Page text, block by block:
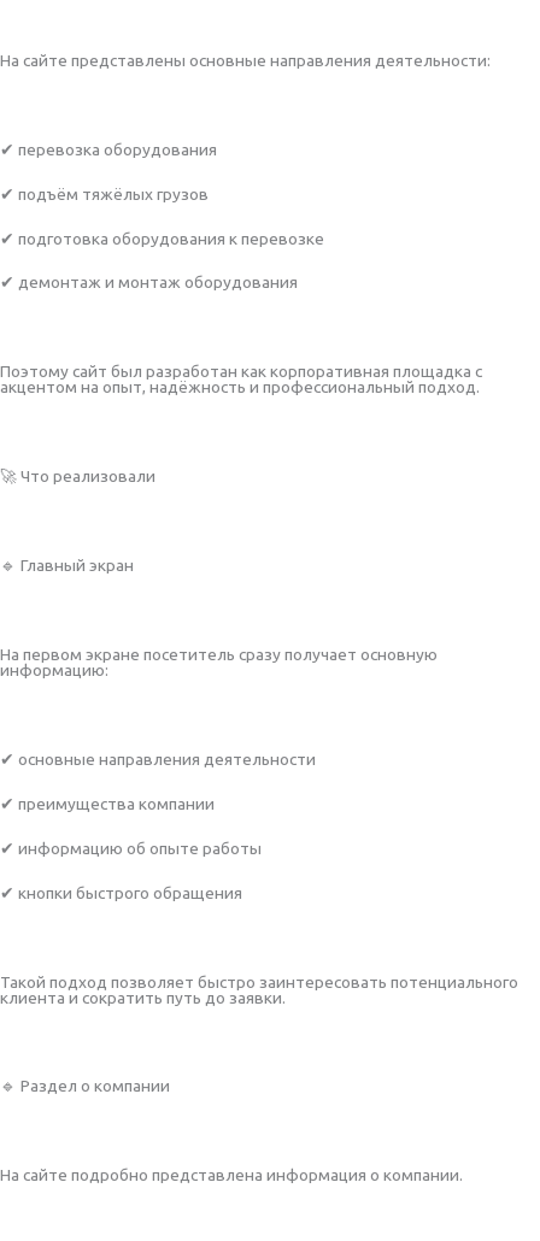
На сайте представлены основные направления деятельности:
✔ перевозка оборудования
✔ подъём тяжёлых грузов
✔ подготовка оборудования к перевозке
✔ демонтаж и монтаж оборудования
Поэтому сайт был разработан как корпоративная площадка с
акцентом на опыт, надёжность и профессиональный подход.
🚀 Что реализовали
🔹 Главный экран
На первом экране посетитель сразу получает основную
информацию:
✔ основные направления деятельности
✔ преимущества компании
✔ информацию об опыте работы
✔ кнопки быстрого обращения
Такой подход позволяет быстро заинтересовать потенциального
клиента и сократить путь до заявки.
🔹 Раздел о компании
На сайте подробно представлена информация о компании.